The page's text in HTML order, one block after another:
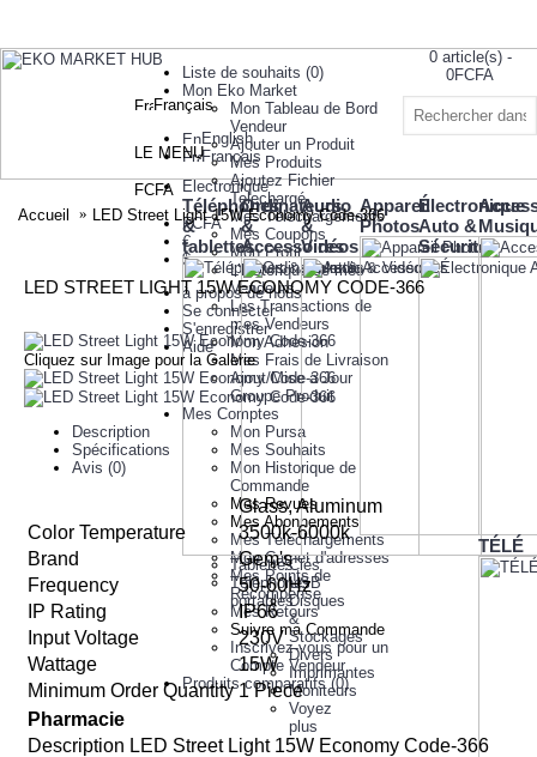
Liste de souhaits (0)
Mon Eko Market
Mon Tableau de Bord
Vendeur
Ajouter un Produit
Mes Produits
Ajoutez Fichier
Telechargé
Mes Téléchargements
Mes Coupons
Mon Profil
L’historique de mes
Vendeurs
Les Transactions de
mes Vendeurs
Mon Adhesion
Mes Frais de Livraison
Ajout/Mise a Jour
Groupe Produit
Mes Comptes
Mon Pursa
Mes Souhaits
Mon Historique de
Commande
Mes Revues
Mes Abonnements
Mes Téléchargements
Mon Carnet d'adresses
Mes Points de
Récompense
Mes Retours
Suivre ma Commande
Inscrivez-vous pour un
Compte Vendeur
Produits comparatifs (0)
0 article(s) -
0FCFA
Votre panier
est vide!
Français
English
Français
FCFA
FCFA
€
$
à propos de nous
Se connecter
S'enregistrer
Aide
LE MENU
Electronique
Téléphones
&
tablettes
Tablettes
Téléphones
portables
Ordinateurs
&
Accessoires
Clés
USB
Disques
&
Stockages
Divers
Imprimantes
Moniteurs
Voyez
plus
Audio
&
Vidéos
Appareil
Photos
Électronique
Auto &
Sécurité
TÉLÉ
Accueil LED Street Light 15W Economy Code-366
LED STREET LIGHT 15W ECONOMY CODE-366
Cliquez sur Image pour la Galerie
Description
Spécifications
Avis (0)
Glass, Aluminum
Color Temperature
3500k-6000k
Brand
Gem's
Frequency
50-60Hz
IP Rating
IP66
Input Voltage
230V
Wattage
15W
Minimum Order Quantity 1 Piece
Pharmacie
Description LED Street Light 15W Economy Code-366